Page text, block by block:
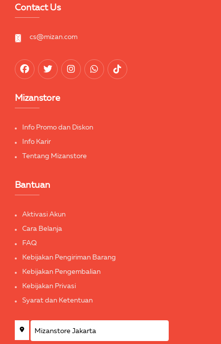
Contact Us
cs@mizan.com
Mizanstore
Info Promo dan Diskon
Info Karir
Tentang Mizanstore
Bantuan
Aktivasi Akun
Cara Belanja
FAQ
Kebijakan Pengiriman Barang
Kebijakan Pengembalian
Kebijakan Privasi
Syarat dan Ketentuan